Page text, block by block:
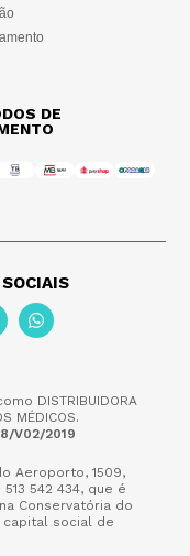
DE
DISTRIBUIDORA
MÉDICOS.
V02/2019
Aeroporto, 1509,
542 434, que é
Conservatória do
capital social de